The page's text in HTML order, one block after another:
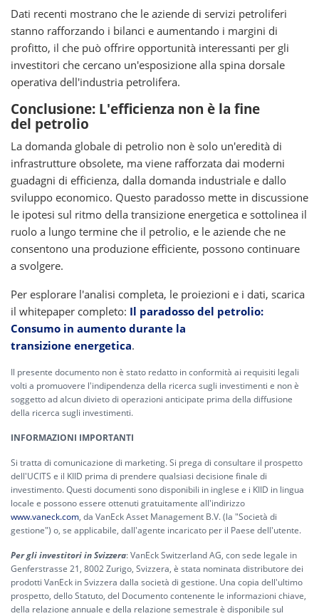
Dati recenti mostrano che le aziende di servizi petroliferi
stanno rafforzando i bilanci e aumentando i margini di
profitto, il che può offrire opportunità interessanti per gli
investitori che cercano un'esposizione alla spina dorsale
operativa dell'industria petrolifera.
Conclusione: L'efficienza non è la fine
del petrolio
La domanda globale di petrolio non è solo un'eredità di
infrastrutture obsolete, ma viene rafforzata dai moderni
guadagni di efficienza, dalla domanda industriale e dallo
sviluppo economico. Questo paradosso mette in discussione
le ipotesi sul ritmo della transizione energetica e sottolinea il
ruolo a lungo termine che il petrolio, e le aziende che ne
consentono una produzione efficiente, possono continuare
a svolgere.
Per esplorare l'analisi completa, le proiezioni e i dati, scarica
il whitepaper completo: Il paradosso del petrolio:
Consumo in aumento durante la
transizione energetica.
Il presente documento non è stato redatto in conformità ai requisiti legali
volti a promuovere l'indipendenza della ricerca sugli investimenti e non è
soggetto ad alcun divieto di operazioni anticipate prima della diffusione
della ricerca sugli investimenti.
INFORMAZIONI IMPORTANTI
Si tratta di comunicazione di marketing. Si prega di consultare il prospetto
dell'UCITS e il KIID prima di prendere qualsiasi decisione finale di
investimento. Questi documenti sono disponibili in inglese e i KIID in lingua
locale e possono essere ottenuti gratuitamente all'indirizzo
www.vaneck.com, da VanEck Asset Management B.V. (la "Società di
gestione") o, se applicabile, dall'agente incaricato per il Paese dell'utente.
Per gli investitori in Svizzera: VanEck Switzerland AG, con sede legale in
Genferstrasse 21, 8002 Zurigo, Svizzera, è stata nominata distributore dei
prodotti VanEck in Svizzera dalla società di gestione. Una copia dell'ultimo
prospetto, dello Statuto, del Documento contenente le informazioni chiave,
della relazione annuale e della relazione semestrale è disponibile sul